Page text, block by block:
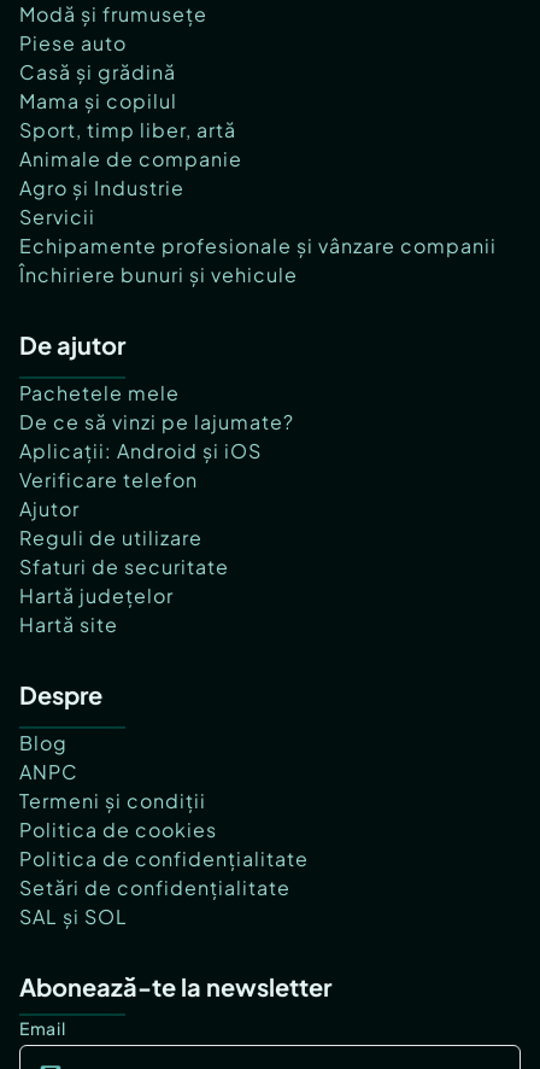
Modă și frumusețe
Piese auto
Casă și grădină
Mama și copilul
Sport, timp liber, artă
Animale de companie
Agro și Industrie
Servicii
Echipamente profesionale și vânzare companii
Închiriere bunuri și vehicule
De ajutor
Pachetele mele
De ce să vinzi pe lajumate?
Aplicații: Android și iOS
Verificare telefon
Ajutor
Reguli de utilizare
Sfaturi de securitate
Hartă județelor
Hartă site
Despre
Blog
ANPC
Termeni și condiții
Politica de cookies
Politica de confidențialitate
Setări de confidențialitate
SAL și SOL
Abonează-te la newsletter
Email